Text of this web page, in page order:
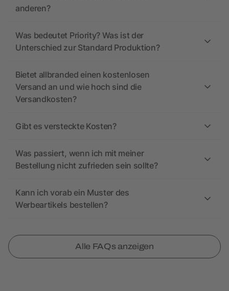
anderen?
Was bedeutet Priority? Was ist der
Unterschied zur Standard Produktion?
Bietet allbranded einen kostenlosen
Versand an und wie hoch sind die
Versandkosten?
Gibt es versteckte Kosten?
Was passiert, wenn ich mit meiner
Bestellung nicht zufrieden sein sollte?
Kann ich vorab ein Muster des
Werbeartikels bestellen?
Alle FAQs anzeigen